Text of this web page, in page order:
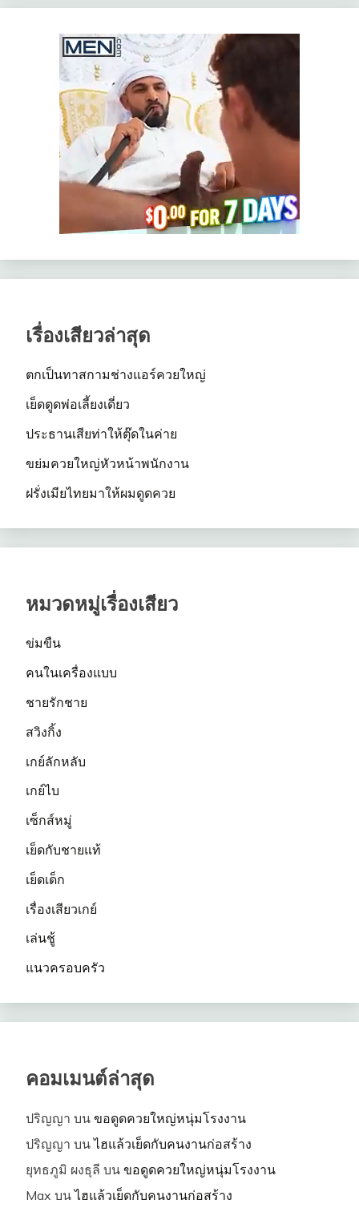
เรื่องเสียวล่าสุด
ตกเป็นทาสกามช่างแอร์ควยใหญ่
เย็ดตูดพ่อเลี้ยงเดี่ยว
ประธานเสียท่าให้ตุ๊ดในค่าย
ขย่มควยใหญ่หัวหน้าพนักงาน
ฝรั่งเมียไทยมาให้ผมดูดควย
หมวดหมู่เรื่องเสียว
ข่มขืน
คนในเครื่องแบบ
ชายรักชาย
สวิงกิ้ง
เกย์ลักหลับ
เกย์ไบ
เซ็กส์หมู่
เย็ดกับชายแท้
เย็ดเด็ก
เรื่องเสียวเกย์
เล่นชู้
แนวครอบครัว
คอมเมนต์ล่าสุด
ปริญญา บน ขอดูดควยใหญ่หนุ่มโรงงาน
ปริญญา บนไฮแล้วเย็ดกับคนงานก่อสร้าง
ยุทธภูมิ ผงธุลี บน ขอดูดควยใหญ่หนุ่มโรงงาน
Max บนไฮแล้วเย็ดกับคนงานก่อสร้าง